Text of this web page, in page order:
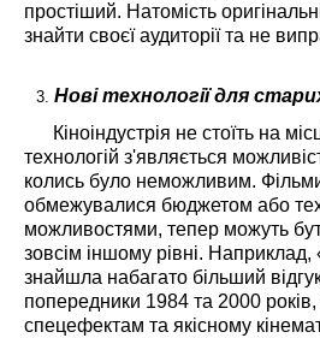
простіший. Натомість
знайти своєї аудиторії та не
Нові технології для
Кіноіндустрія не стоїть на
технологій з'являється
колись було неможливим.
обмежувалися бюджетом або
можливостями, тепер можуть
зовсім іншому рівні.
знайшла набагато більший
попередники 1984 та 2000
спецефектам та якісному